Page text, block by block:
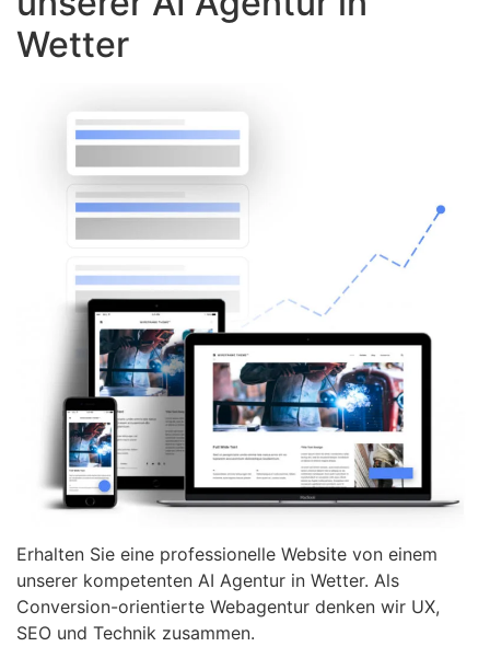
Wetter
Erhalten Sie eine professionelle Website von einem
unserer kompetenten AI Agentur in Wetter. Als
Conversion-orientierte Webagentur denken wir UX,
SEO und Technik zusammen.